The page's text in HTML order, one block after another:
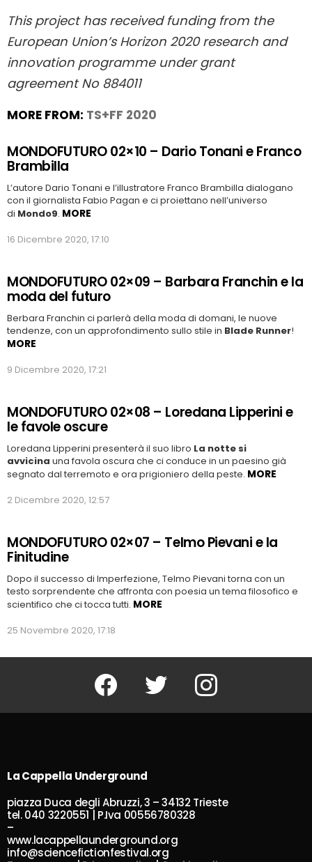
This project has received funding from the
European Union’s Horizon 2020 research and
innovation programme under grant
agreement No 884011
MORE FROM: TS+FF 2020
MONDOFUTURO 02×10 – Dario Tonani e Franco
Brambilla
L’autore Dario Tonani e l’illustratore Franco Brambilla dialogano
con il giornalista Fabio Pagan e ci proiettano nell’universo
di Mondo9. MORE
16 Dicembre 2020, 17:10
MONDOFUTURO 02×09 – Barbara Franchin e la
moda del futuro
Berbara Franchin ci parlerà della moda di domani, le nuove
tendenze, con un approfondimento sullo stile in Blade Runner!
MORE
9 Dicembre 2020, 17:21
MONDOFUTURO 02×08 – Loredana Lipperini e
le favole oscure
Loredana Lipperini presenterà il suo libro La notte si
avvicina una favola oscura che ci conduce in un paesino già
segnato dal terremoto e ora prigioniero della peste. MORE
2 Dicembre 2020, 12:57
MONDOFUTURO 02×07 – Telmo Pievani e la
Finitudine
Dopo il successo di Imperfezione, Telmo Pievani torna con un
testo sorprendente che affronta con poesia un tema filosofico e
scientifico che ci tocca tutti. MORE
25 Novembre 2020, 17:18
Facebook Twitter Instagram
La Cappella Underground
piazza Duca degli Abruzzi, 3 – 34132 Trieste
tel. 040 3220551 | P.Iva 00556780328
–
www.lacappellaunderground.org
info@sciencefictionfestival.org